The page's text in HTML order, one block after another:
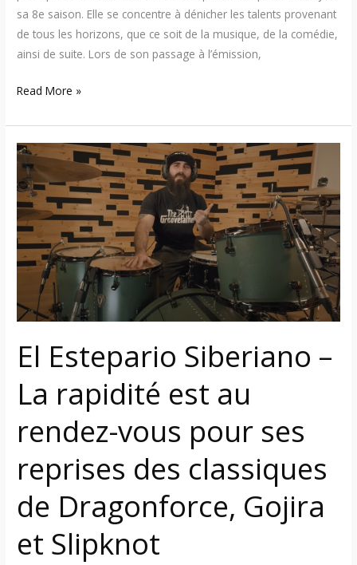
sa 8e saison. Elle se concentre à dénicher les talents provenant
de tous les horizons, que ce soit de la musique, de la comédie,
ainsi de suite. Lors de son passage à l’émission,
Read More »
El Estepario Siberiano –
La rapidité est au
rendez-vous pour ses
reprises des classiques
de Dragonforce, Gojira
et Slipknot
El
Estepario
Siberiano
–
La
rapidité
est
rendez-
pour
ses
reprises
classiques
Dragonforce,
Gojira
et
Slipknot